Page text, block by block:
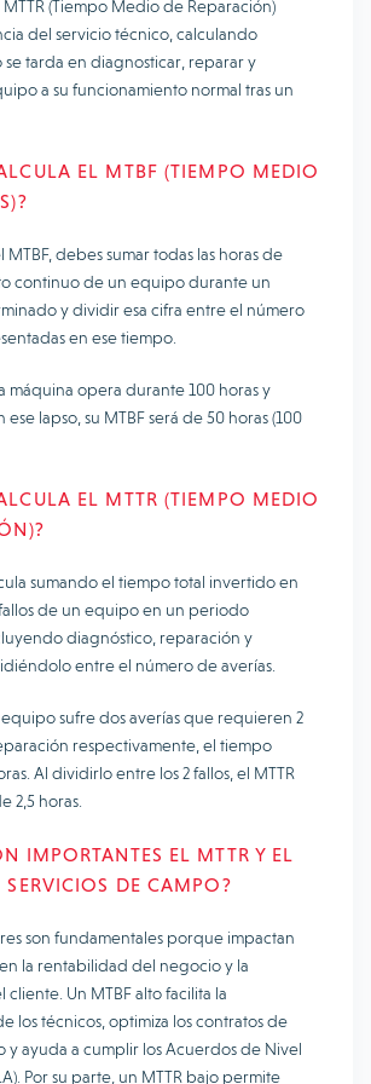
(Tiempo Medio de Reparación)
del servicio técnico, calculando
tarda en diagnosticar, reparar y
a su funcionamiento normal tras un
EL MTBF (TIEMPO MEDIO
MTBF, debes sumar todas las horas de
continuo de un equipo durante un
y dividir esa cifra entre el número
en ese tiempo.
máquina opera durante 100 horas y
ese lapso, su MTBF será de 50 horas (100
EL MTTR (TIEMPO MEDIO
sumando el tiempo total invertido en
de un equipo en un periodo
diagnóstico, reparación y
entre el número de averías.
equipo sufre dos averías que requieren 2
respectivamente, el tiempo
Al dividirlo entre los 2 fallos, el MTTR
2,5 horas.
IMPORTANTES EL MTTR Y EL
SERVICIOS DE CAMPO?
son fundamentales porque impactan
la rentabilidad del negocio y la
cliente. Un MTBF alto facilita la
los técnicos, optimiza los contratos de
y ayuda a cumplir los Acuerdos de Nivel
Por su parte, un MTTR bajo permite